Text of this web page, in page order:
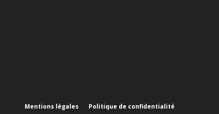
Mentions légales Politique de confidentialité